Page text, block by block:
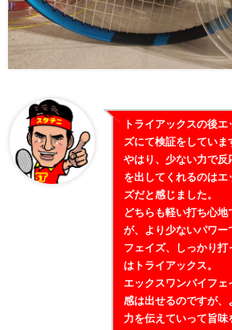
トライアックスの後
ズにて検証をしていま
やはり、少ない力で反
を出してくれるのはエ
ズだと感じました。
どちらも軽い打ち心
が、より少ないパワー
フェイズ、しっかり
はトライアックス。
エックスワンバイフ
感は出せるのですが、
力を伝えていって旨